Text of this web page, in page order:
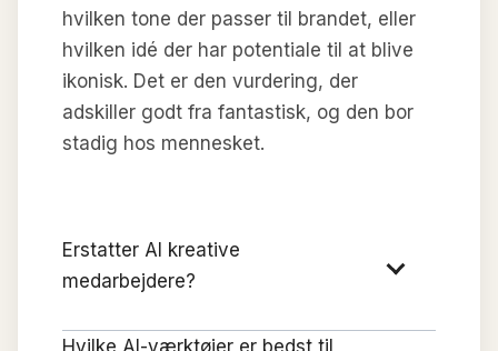
hvilken tone der passer til brandet, eller
hvilken idé der har potentiale til at blive
ikonisk. Det er den vurdering, der
adskiller godt fra fantastisk, og den bor
stadig hos mennesket.
Erstatter AI kreative
medarbejdere?
Hvilke AI-værktøjer er bedst til